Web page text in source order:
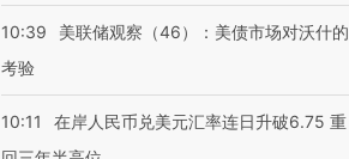
10:39
美联储观察（46）：美债市场对沃什的
考验
10:11
在岸人民币兑美元汇率连日升破6.75 重